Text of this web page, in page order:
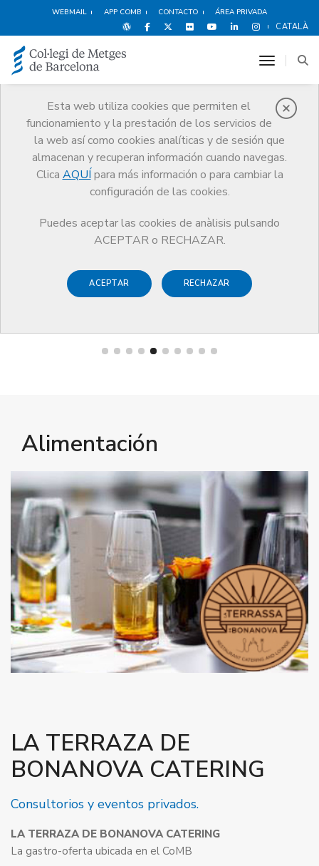
WEBMAIL APP COMB CONTACTO ÁREA PRIVADA
CATALÀ
Esta web utiliza cookies que permiten el
funcionamiento y la prestación de los servicios de
la web así como cookies analíticas y de sesión que
almacenan y recuperan información cuando navegas.
Clica AQUÍ para más información o para cambiar la
configuración de las cookies.
Puedes aceptar las cookies de anàlisis pulsando
ACEPTAR o RECHAZAR.
ACEPTAR RECHAZAR
toggle
Ventajas y
descuentos
Servicios Otros servicios
Ventajas y descuentos
LA TERRAZA DE BONANOVA CATERING
Alimentación
LA TERRAZA DE
BONANOVA CATERING
Consultorios y eventos privados.
LA TERRAZA DE BONANOVA CATERING
La gastro-oferta ubicada en el CoMB